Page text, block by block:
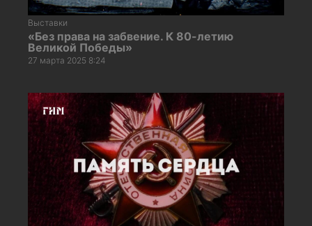
Выставки
«Без права на забвение. К 80-летию
Великой Победы»
27 марта 2025 8:24